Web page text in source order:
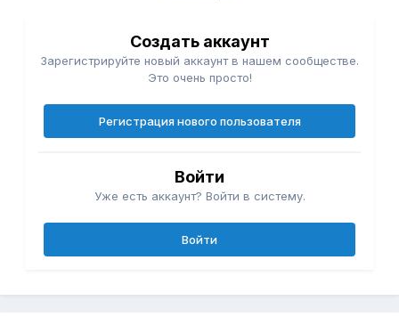
Создать аккаунт
Зарегистрируйте новый аккаунт в нашем сообществе.
Это очень просто!
Регистрация нового пользователя
Войти
Уже есть аккаунт? Войти в систему.
Войти